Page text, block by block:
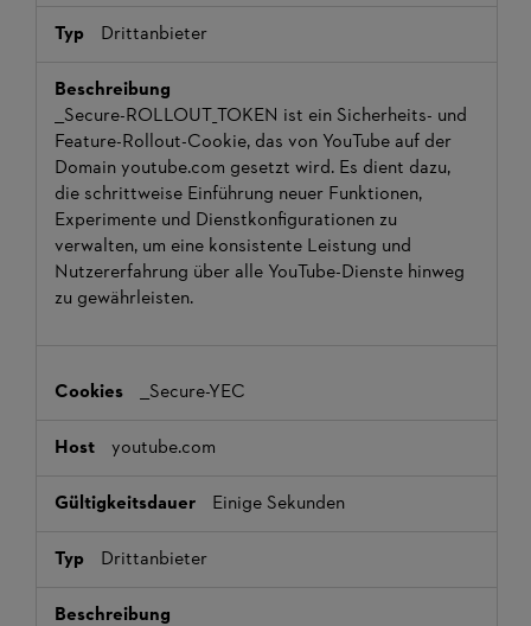
Drittanbieter
__Secure-ROLLOUT_TOKEN ist ein Sicherheits- und
Feature-Rollout-Cookie, das von YouTube auf der
Domain youtube.com gesetzt wird. Es dient dazu,
die schrittweise Einführung neuer Funktionen,
Experimente und Dienstkonfigurationen zu
verwalten, um eine konsistente Leistung und
Nutzererfahrung über alle YouTube-Dienste hinweg
zu gewährleisten.
__Secure-YEC
youtube.com
Einige Sekunden
Drittanbieter